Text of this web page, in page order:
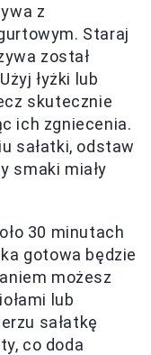
z
Staraj
został
łyżki lub
skutecznie
ich zgniecenia.
sałatki, odstaw
smaki miały
30 minutach
gotowa będzie
możesz
lub
sałatkę
co doda